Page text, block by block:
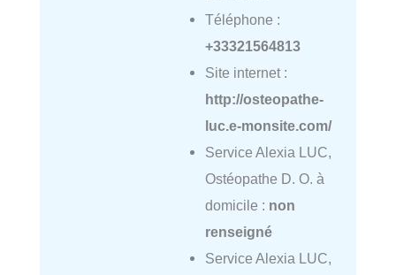
Téléphone :
+33321564813
Site internet :
http://osteopathe-
luc.e-monsite.com/
Service Alexia LUC,
Ostéopathe D. O. à
domicile : non
renseigné
Service Alexia LUC,